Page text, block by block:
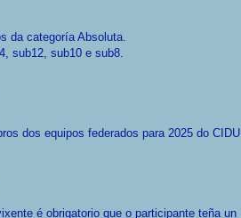
da categoría Absoluta.
sub12, sub10 e sub8.
dos equipos federados para 2025 do CIDU
é obrigatorio que o participante teña un